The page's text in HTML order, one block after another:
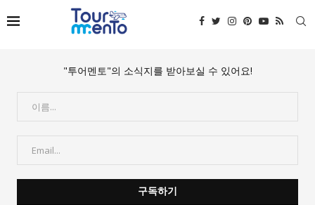
"투어멘토"의 소식지를 받아보실 수 있어요!